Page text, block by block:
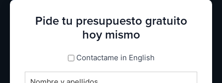
Pide tu presupuesto gratuito
hoy mismo
espanol_espanolContactame in English
Nombre